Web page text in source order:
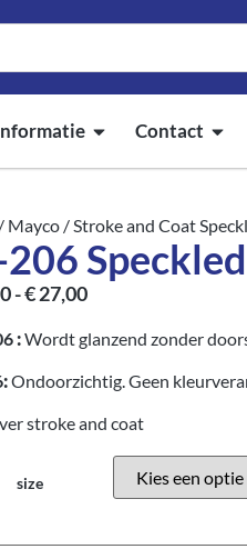
Contact
/ Mayco /Stroke and Coat
206
-€27,00
:Wordt glanzend zonder
:Ondoorzichtig. Geen
stroke and coat
size